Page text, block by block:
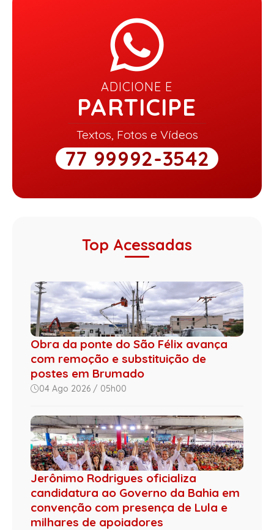
ADICIONE E
PARTICIPE
Textos, Fotos e Vídeos
77 99992-3542
Top Acessadas
Obra da ponte do São Félix avança
com remoção e substituição de
postes em Brumado
04 Ago 2026 / 05h00
Jerônimo Rodrigues oficializa
candidatura ao Governo da Bahia em
convenção com presença de Lula e
milhares de apoiadores